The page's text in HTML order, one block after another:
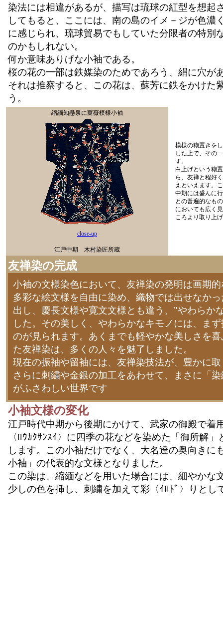
染法には相違があるが、描写は琉球の紅型を想起
してもると、ここには、南の島のイメ－ジが色濃
に感じられ、琉球貿易でもしていた分限者の特別
のかもしれない。
何か意味ありげな小袖である。
桜の花の一部は鉄媒染のためであろう、絹に穴が
それは推察すると、この花は、蘇芳に鉄をかけた
う。
縮緬知懸泉に薔薇模様小袖
close-up
江戸中期 木村染匠所蔵
模様の糊置きを
した上で、その
す。
白上げという糊
ら、友禅と程好
えといえます。
中期には盛んに
との普遍的なも
においても広く
ころより取り上
友禅染の完成
小袖の文様染色において、友禅染の発明は画期
多彩な絵文様を自由に染め、織物では出せなか
出し、慶長文様や寛文文様とも違う、"やわらか
した。その美しく、やわらかなキモノには、ま
のが見られます。あくまでも軽やかな美しさを
た友禅染は、多くの人々を魅了しました。
現在の振袖や留袖には、友禅染技法が、豊かに
さらに刺繍や金銀の加工をあわせて、まさに「
がふさわしい世界です
小袖文様の変化
江戸時代中期から後期にかけて、武家の御殿で着
〈ﾛｳｶｸｻﾝｽｲ〉に四季の花などを染めた「御所解
します。この小袖だけでなく、大名達の奥向きに
小袖」の代表的な文様となりました。
この染は、縮緬などを用いた場合には、細やかな
少しの色を挿し、刺繍を加えて彩〈ｲﾛﾄﾞ〉りとし